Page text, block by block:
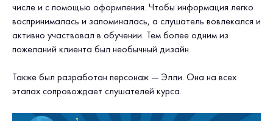
числе и с помощью оформления. Чтобы информация легко
воспринималась и запоминалась, а слушатель вовлекался и
активно участвовал в обучении. Тем более одним из
пожеланий клиента был необычный дизайн.
Также был разработан персонаж — Элли. Она на всех
этапах сопровождает слушателей курса.